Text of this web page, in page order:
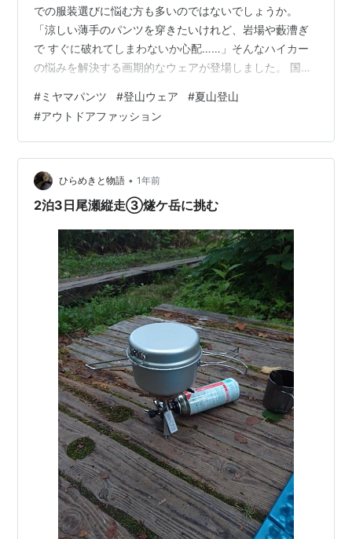
での服装選びに悩む方も多いのではないでしょうか。
「涼しい薄手のパンツを穿きたいけれど、岩場や藪漕ぎ
で すぐに破れてしまわないか心配……」そんなハイカー
の悩みを解決する画期的なウェアが登場しました。 国産
ック）から2026年3月に発売された「ミヤマパンツ」
は、極薄軽量でありながら、ハードな山行にも耐えるタ
フさを兼ね備えた新しいカタチの夏用アウトドアパンツ
です。 今回は、夏のアクティビティを劇的に快適にする
「ミヤマパンツ」の機能性やデザインの特徴、スペック
について詳しくご紹介します。 涼し…
#ミヤマパンツ #登山ウェア #夏山登山
#アウトドアファッション
ひらめきと物語 • 1年前
2泊3日尾瀬縦走③燧ケ岳に挑む